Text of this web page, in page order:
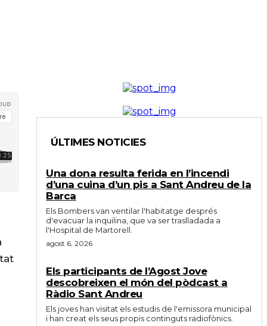
ÚLTIMES NOTICIES
Una dona resulta ferida en l’incendi
d’una cuina d’un pis a Sant Andreu de la
Barca
Els Bombers van ventilar l'habitatge després
d'evacuar la inquilina, que va ser traslladada a
l'Hospital de Martorell.
agost 6, 2026
Els participants de l’Agost Jove
descobreixen el món del pòdcast a
Ràdio Sant Andreu
Els joves han visitat els estudis de l'emissora municipal
i han creat els seus propis continguts radiofònics.